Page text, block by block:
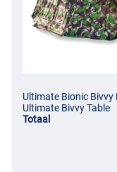
Ultimate Bionic
Ultimate Bivvy Table
Totaal